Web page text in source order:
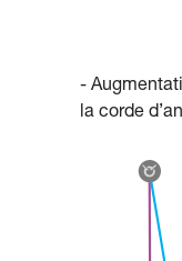
-
la corde